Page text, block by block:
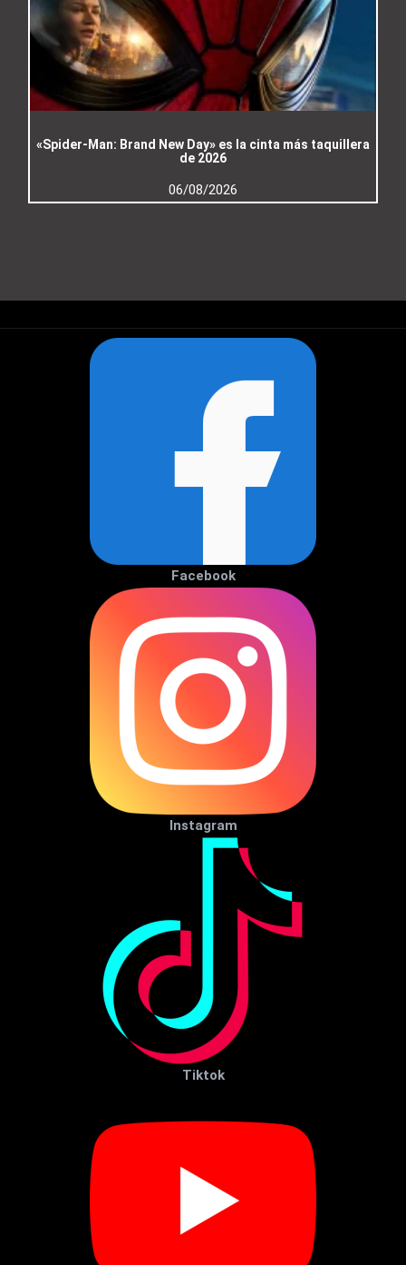
«Spider-Man: Brand New Day» es la cinta más taquillera
de 2026
06/08/2026
Facebook
Instagram
Tiktok